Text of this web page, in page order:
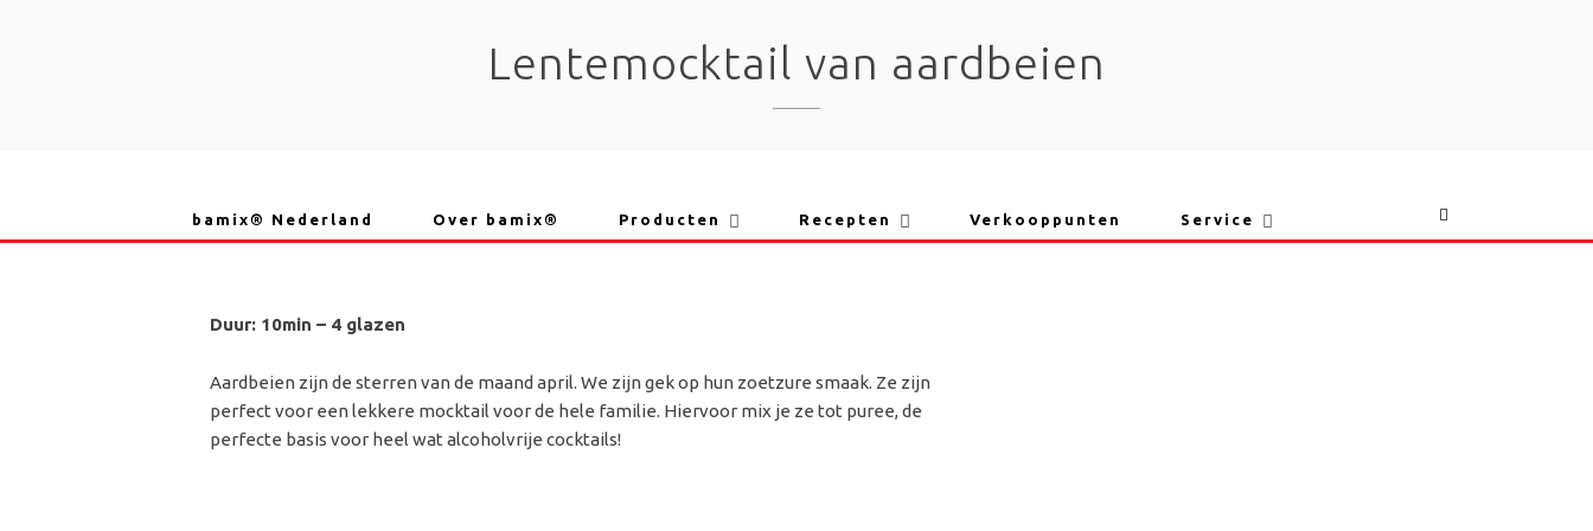
bamix® Nederland Over bamix® Producten Recepten Verkooppunten Service
Lentemocktail van aardbeien
Duur: 10min – 4 glazen
Aardbeien zijn de sterren van de maand april. We zijn gek op hun zoetzure smaak. Ze zijn
perfect voor een lekkere mocktail voor de hele familie. Hiervoor mix je ze tot puree, de
perfecte basis voor heel wat alcoholvrije cocktails!